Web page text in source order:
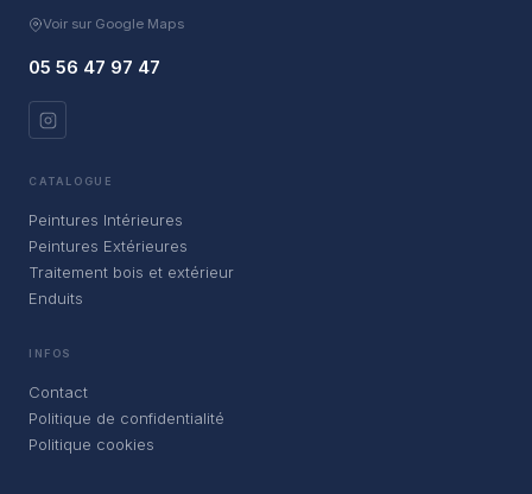
Voir sur Google Maps
05 56 47 97 47
CATALOGUE
Peintures Intérieures
Peintures Extérieures
Traitement bois et extérieur
Enduits
INFOS
Contact
Politique de confidentialité
Politique cookies